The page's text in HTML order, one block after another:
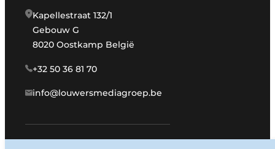
Kapellestraat 132/1
Gebouw G
8020 Oostkamp België
+32 50 36 81 70
info@louwersmediagroep.be